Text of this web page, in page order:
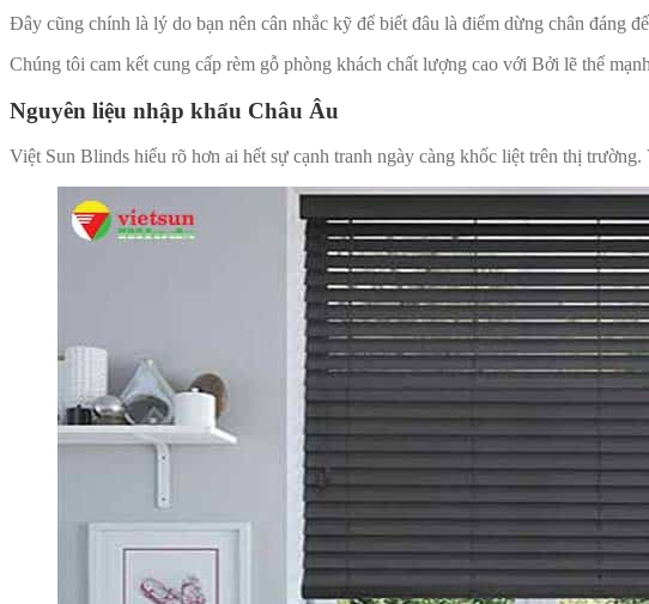
Đây cũng chính là lý do bạn nên cân nhắc kỹ để biết đâu là điểm dừng chân đáng
Chúng tôi cam kết cung cấp rèm gỗ phòng khách chất lượng cao với Bởi lẽ thế
Nguyên liệu nhập khẩu Châu Âu
Việt Sun Blinds hiểu rõ hơn ai hết sự cạnh tranh ngày càng khốc liệt trên thị